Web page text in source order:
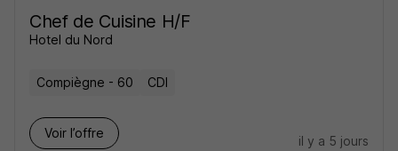
Chef de Cuisine H/F
Hotel du Nord
Compiègne - 60 CDI
Voir l’offre
il y a 5 jours